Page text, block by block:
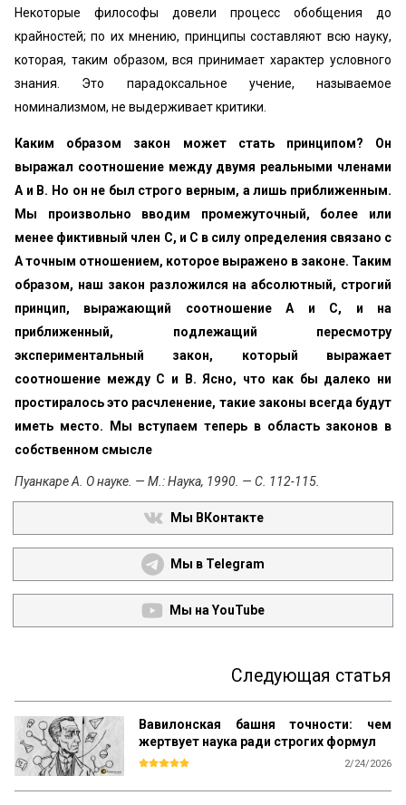
Некоторые философы довели процесс обобщения до
крайностей; по их мнению, принципы составляют всю науку,
которая, таким образом, вся принимает характер условного
знания. Это парадоксальное уче­ние, называемое
номинализмом, не выдерживает критики.
Каким образом закон может стать принципом? Он
выражал соотношение между двумя реальными членами
А и В. Но он не был строго верным, а лишь приближенным.
Мы произвольно вводим промежуточный, более или
менее фиктивный член С, и С в силу определения связано с
А точным отношением, которое выражено в законе. Таким
образом, наш закон разложился на абсолютный, строгий
принцип, выражающий соотношение А и С, и на
приближенный, подлежащий пересмотру
экспериментальный закон, который выражает
соотношение между С и В. Ясно, что как бы далеко ни
простиралось это расчленение, такие законы всегда будут
иметь место. Мы вступаем теперь в область законов в
собственном смысле
Пуанкаре А. О науке. — М.: Наука, 1990. — С. 112-115.
Мы ВКонтакте
Мы в Telegram
Мы на YouTube
Следующая статья
Вавилонская башня точности: чем
жертвует наука ради строгих формул
2/24/2026